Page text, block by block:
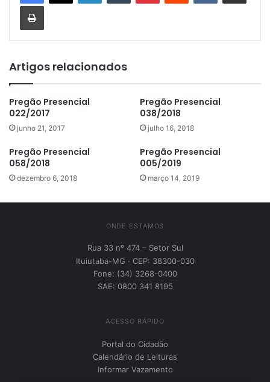
Imprimir
Artigos relacionados
Pregão Presencial
022/2017
junho 21, 2017
Pregão Presencial
038/2018
julho 16, 2018
Pregão Presencial
058/2018
dezembro 6, 2018
Pregão Presencial
005/2019
março 14, 2019
ONDE ESTAMOS
Rua 33 nº 474 – Setor Sul
Ituiutaba-MG · CEP: 38300-030
Fone: (34) 3268-0400
SAE: 0800 341 8195
ACESSO RÁPIDO
Portal do Cidadão
Calendário de Leituras
Informar Vazamento